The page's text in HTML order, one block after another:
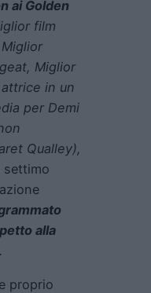
ai Golden
film
Miglior
in un
per Demi
Qualley),
settimo
alla
.
proprio